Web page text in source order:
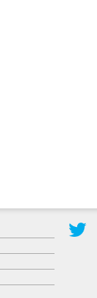
秋田大に設
置されたフ
ォトスポッ